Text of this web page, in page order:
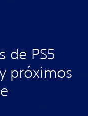
de PS5
próximos